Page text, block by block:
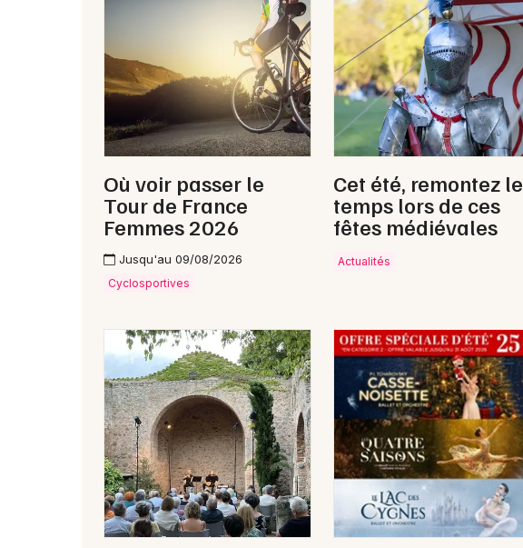
Où voir passer le
Tour de France
Femmes 2026
Jusqu'au 09/08/2026
Cyclosportives
Cet été, remontez le
temps lors de ces
fêtes médiévales
Actualités